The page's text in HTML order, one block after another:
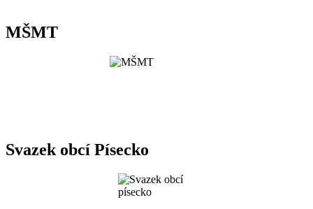
MŠMT
Svazek obcí Písecko